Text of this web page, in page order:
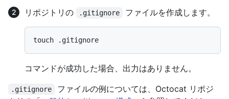
リポジトリの
.gitignore ファイルを作成します。
コマンドが成功した場合、出力はありません。
.gitignore
ファイルの例については、Octocat リポジ